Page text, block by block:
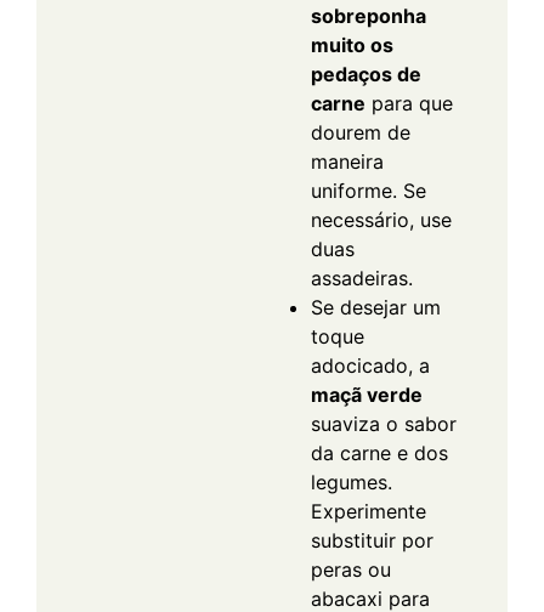
sobreponha
muito os
pedaços de
carne para que
dourem de
maneira
uniforme. Se
necessário, use
duas
assadeiras.
Se desejar um
toque
adocicado, a
maçã verde
suaviza o sabor
da carne e dos
legumes.
Experimente
substituir por
peras ou
abacaxi para